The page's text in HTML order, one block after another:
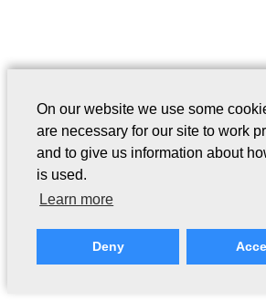
On our website we use some
are necessary for our site to work
and to give us information about
is used.
Learn more
Deny